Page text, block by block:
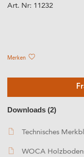
Art. Nr: 11232
Merken
Downloads (2)
Technisches
WOCA